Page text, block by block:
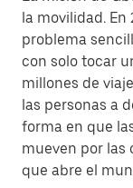
la movilidad. En
problema
con solo tocar
millones de
las personas a
forma en que
mueven por las
que abre el